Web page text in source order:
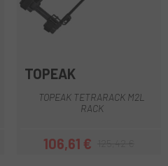
TOPEAK
TOPEAK TETRARACK M2L
RACK
Preis
106,61 €Regulärer Preis